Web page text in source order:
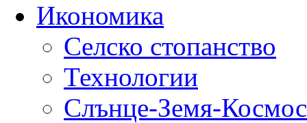
Икономика
Селско стопанство
Технологии
Слънце-Земя-Космос